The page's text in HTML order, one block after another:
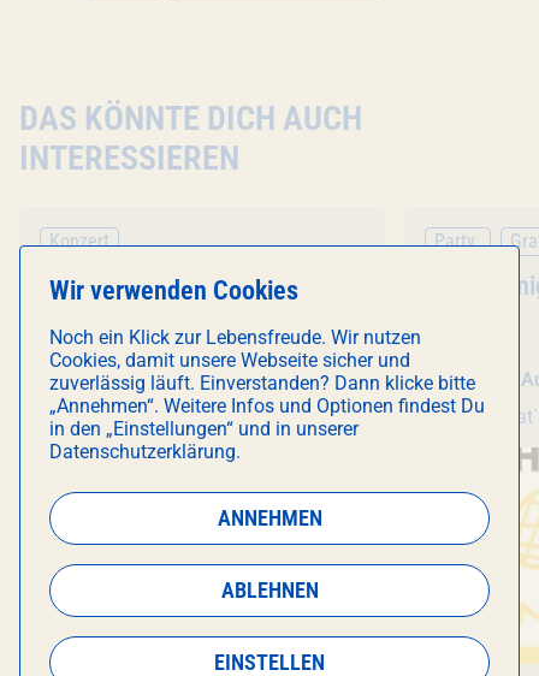
DAS KÖNNTE DICH AUCH
INTERESSIEREN
Konzert
Veranstaltung
Fu Manchu- European Tour
Di 11. August , 20:30 Uhr
Technikum
Party
Karaoke
Sa 22.
Wir verwenden Cookies
Noch ein Klick zur Lebensfreude. Wir nutzen
Cookies, damit unsere Webseite sicher und
zuverlässig läuft. Einverstanden? Dann klicke bitte
„Annehmen“. Weitere Infos und Optionen findest Du
in den „Einstellungen“ und in unserer
Datenschutzerklärung.
ANNEHMEN
ABLEHNEN
EINSTELLEN